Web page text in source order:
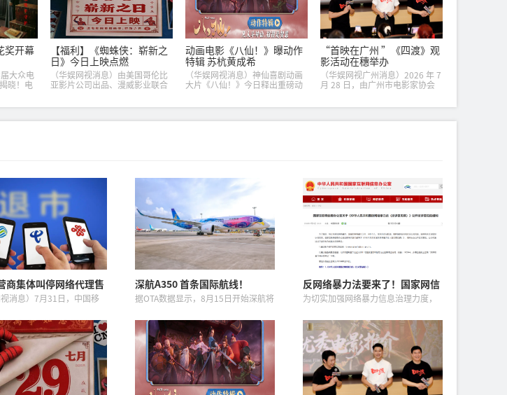
奖开幕
大众电
晓！电
【福利】《蜘蛛侠：崭新之
日》今日上映点燃
（华娱网视消息）由美国哥伦比
亚影片公司出品、漫威影业联合
得・帕克的破茧重生之...
动画电影《八仙！》曝动作
特辑 苏杭黄成希
（华娱网视消息）神仙喜剧动画
大片《八仙！》今日释出重磅动
影《八仙！》由牟正洋担...
“首映在广州 ”《四渡》观
影活动在穗举办
（华娱网视广州消息）2026 年 7
月 28 日，由广州市电影家协会
影...
商集体叫停网络代理售
视消息）7月31日，中国移
8月1日起，手机号卡仅限官
理，第三方互联网渠道全面
务。这一纸公告...
深航A350 首条国际航线！
据OTA数据显示，8月15日开始深航将
线，每周一、三、六由A350执飞，周
五、周日仍由A330执飞。2026年6月
30日，深航...
反网络暴力法要来了！国家网信
办公开征求意见
为切实加强网络暴力信息治理力度，
共和国网络安全法》《中华人民共和
国个人信息保护法》等法律、行政法
规，国家互联网信息办公室起草了
《...